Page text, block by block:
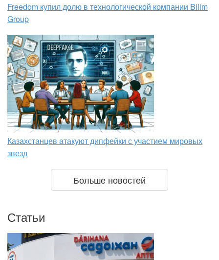
Freedom купил долю в технологической компании Bilim
Group
Казахстанцев атакуют дипфейки с участием мировых
звезд
Больше новостей
Статьи